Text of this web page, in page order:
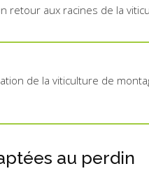
retour aux racines de la
de la viticulture de
au perdin